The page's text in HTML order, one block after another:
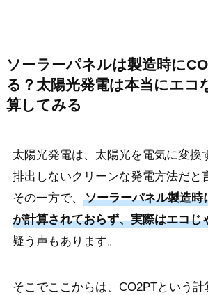
ソーラーパネルは製造時に
る？太陽光発電は本当にエコ
算してみる
太陽光発電は、太陽光を電気に変換
排出しないクリーンな発電方法だと
その一方で、 ソーラーパネル製造時
が計算されておらず、実際はエコじ
疑う声もあります。
そこでここからは、CO2PTという計